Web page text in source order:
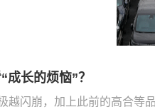
长的烦恼”？
越闪崩，加上此前的高合等